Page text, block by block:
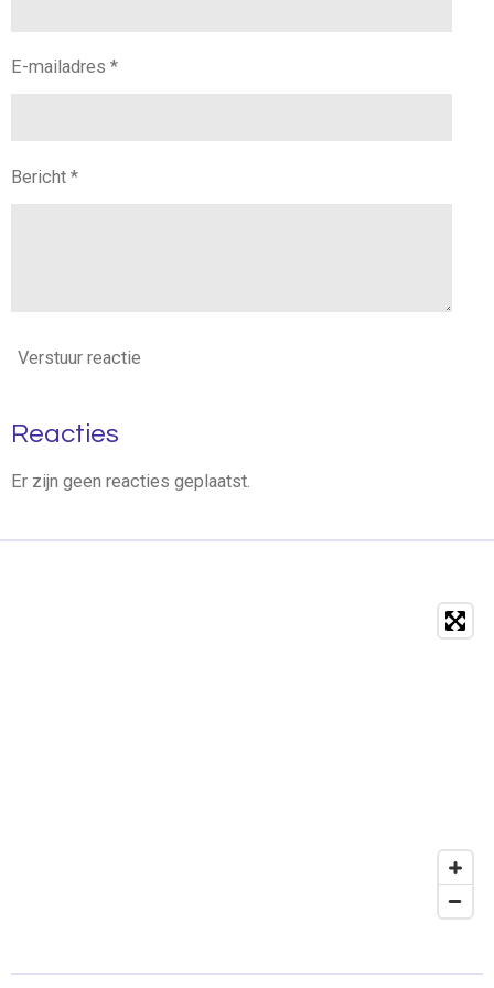
E-mailadres *
Bericht *
Verstuur reactie
Reacties
Er zijn geen reacties geplaatst.